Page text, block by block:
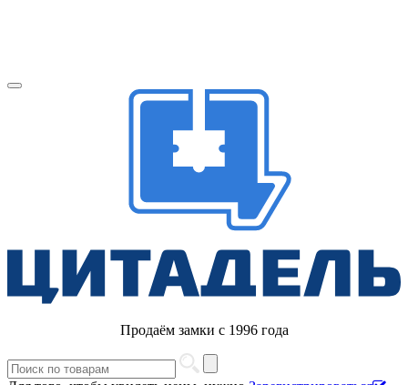
Продаём замки с 1996 года